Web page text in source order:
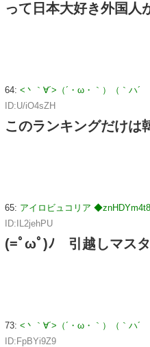
って日本大好き外国人
64: <丶｀∀´>（´・ω・｀）（｀ハ
ID:U/iO4sZH
このランキングだけは
65: アイロビュコリア
ID:IL2jehPU
(=ﾟωﾟ)ﾉ 引越しマス
73: <丶｀∀´>（´・ω・｀）（｀ハ
ID:FpBYi9Z9